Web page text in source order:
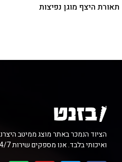
תאורת היצף מוגן נפיצות
הציוד הנמכר באתר מוצג ממיטב
ואיכותי בלבד. אנו מספקים שירות 24/7 לציוד הנ"ל.